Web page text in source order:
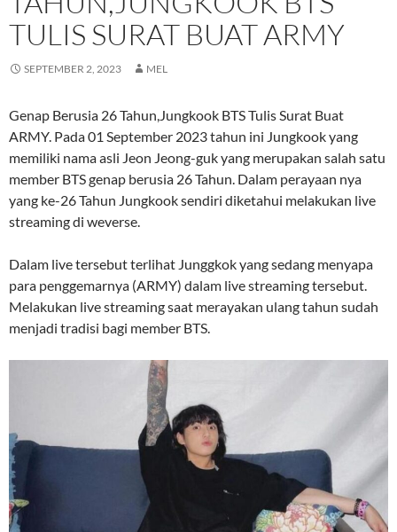
TULIS SURAT BUAT ARMY
SEPTEMBER 2, 2023 MEL
Genap Berusia 26 Tahun,Jungkook BTS Tulis Surat Buat
ARMY. Pada 01 September 2023 tahun ini Jungkook yang
memiliki nama asli Jeon Jeong-guk yang merupakan salah satu
member BTS genap berusia 26 Tahun. Dalam perayaan nya
yang ke-26 Tahun Jungkook sendiri diketahui melakukan live
streaming di weverse.
Dalam live tersebut terlihat Junggkok yang sedang menyapa
para penggemarnya (ARMY) dalam live streaming tersebut.
Melakukan live streaming saat merayakan ulang tahun sudah
menjadi tradisi bagi member BTS.